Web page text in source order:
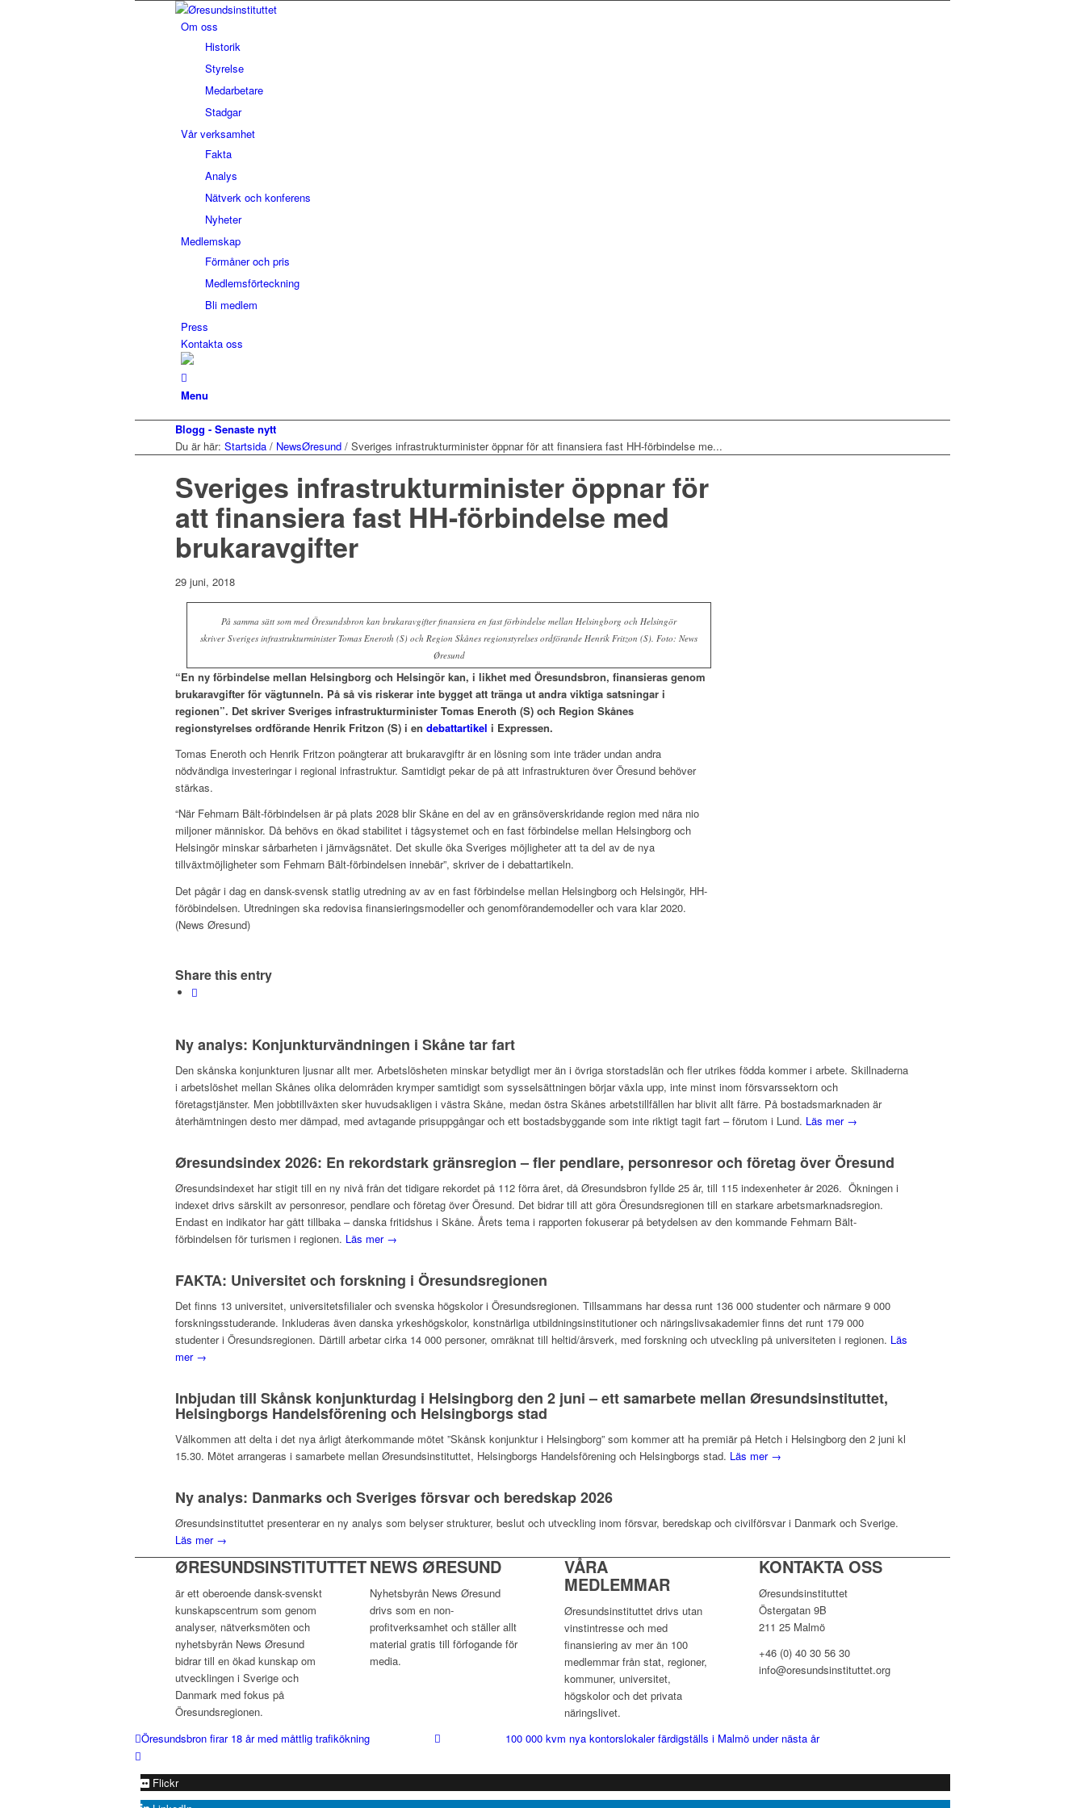
Om oss
Historik
Styrelse
Medarbetare
Stadgar
Vår verksamhet
Fakta
Analys
Nätverk och konferens
Nyheter
Medlemskap
Förmåner och pris
Medlemsförteckning
Bli medlem
Press
Kontakta oss
Menu
Blogg - Senaste nytt
Du är här: Startsida / NewsØresund / Sveriges infrastrukturminister öppnar för att finansiera fast HH-förbindelse me...
Sveriges infrastrukturminister öppnar för
att finansiera fast HH-förbindelse med
brukaravgifter
29 juni, 2018
På samma sätt som med Öresundsbron kan brukaravgifter finansiera en fast förbindelse mellan Helsingborg och Helsingör
skriver Sveriges infrastrukturminister Tomas Eneroth (S) och Region Skånes regionstyrelses ordförande Henrik Fritzon (S). Foto: News
Øresund
“En ny förbindelse mellan Helsingborg och Helsingör kan, i likhet med Öresundsbron, finansieras genom
brukaravgifter för vägtunneln. På så vis riskerar inte bygget att tränga ut andra viktiga satsningar i
regionen”. Det skriver Sveriges infrastrukturminister Tomas Eneroth (S) och Region Skånes
regionstyrelses ordförande Henrik Fritzon (S) i en debattartikel i Expressen.
Tomas Eneroth och Henrik Fritzon poängterar att brukaravgiftr är en lösning som inte träder undan andra
nödvändiga investeringar i regional infrastruktur. Samtidigt pekar de på att infrastrukturen över Öresund behöver
stärkas.
“När Fehmarn Bält-förbindelsen är på plats 2028 blir Skåne en del av en gränsöverskridande region med nära nio
miljoner människor. Då behövs en ökad stabilitet i tågsystemet och en fast förbindelse mellan Helsingborg och
Helsingör minskar sårbarheten i järnvägsnätet. Det skulle öka Sveriges möjligheter att ta del av de nya
tillväxtmöjligheter som Fehmarn Bält-förbindelsen innebär”, skriver de i debattartikeln.
Det pågår i dag en dansk-svensk statlig utredning av av en fast förbindelse mellan Helsingborg och Helsingör, HH-
föröbindelsen. Utredningen ska redovisa finansieringsmodeller och genomförandemodeller och vara klar 2020.
(News Øresund)
Share this entry
Ny analys: Konjunkturvändningen i Skåne tar fart
Den skånska konjunkturen ljusnar allt mer. Arbetslösheten minskar betydligt mer än i övriga storstadslän och fler utrikes födda kommer i arbete. Skillnaderna
i arbetslöshet mellan Skånes olika delområden krymper samtidigt som sysselsättningen börjar växla upp, inte minst inom försvarssektorn och
företagstjänster. Men jobbtillväxten sker huvudsakligen i västra Skåne, medan östra Skånes arbetstillfällen har blivit allt färre. På bostadsmarknaden är
återhämtningen desto mer dämpad, med avtagande prisuppgångar och ett bostadsbyggande som inte riktigt tagit fart – förutom i Lund. Läs mer →
Øresundsindex 2026: En rekordstark gränsregion – fler pendlare, personresor och företag över Öresund
Øresundsindexet har stigit till en ny nivå från det tidigare rekordet på 112 förra året, då Øresundsbron fyllde 25 år, till 115 indexenheter år 2026. Ökningen i
indexet drivs särskilt av personresor, pendlare och företag över Öresund. Det bidrar till att göra Öresundsregionen till en starkare arbetsmarknadsregion.
Endast en indikator har gått tillbaka – danska fritidshus i Skåne. Årets tema i rapporten fokuserar på betydelsen av den kommande Fehmarn Bält-
förbindelsen för turismen i regionen. Läs mer →
FAKTA: Universitet och forskning i Öresundsregionen
Det finns 13 universitet, universitetsfilialer och svenska högskolor i Öresundsregionen. Tillsammans har dessa runt 136 000 studenter och närmare 9 000
forskningsstuderande. Inkluderas även danska yrkeshögskolor, konstnärliga utbildningsinstitutioner och näringslivsakademier finns det runt 179 000
studenter i Öresundsregionen. Därtill arbetar cirka 14 000 personer, omräknat till heltid/årsverk, med forskning och utveckling på universiteten i regionen. Läs
mer →
Inbjudan till Skånsk konjunkturdag i Helsingborg den 2 juni – ett samarbete mellan Øresundsinstituttet,
Helsingborgs Handelsförening och Helsingborgs stad
Välkommen att delta i det nya årligt återkommande mötet ”Skånsk konjunktur i Helsingborg” som kommer att ha premiär på Hetch i Helsingborg den 2 juni kl
15.30. Mötet arrangeras i samarbete mellan Øresundsinstituttet, Helsingborgs Handelsförening och Helsingborgs stad. Läs mer →
Ny analys: Danmarks och Sveriges försvar och beredskap 2026
Øresundsinstituttet presenterar en ny analys som belyser strukturer, beslut och utveckling inom försvar, beredskap och civilförsvar i Danmark och Sverige.
Läs mer →
ØRESUNDSINSTITUTTET
är ett oberoende dansk-svenskt
kunskapscentrum som genom
analyser, nätverksmöten och
nyhetsbyrån News Øresund
bidrar till en ökad kunskap om
utvecklingen i Sverige och
Danmark med fokus på
Öresundsregionen.
NEWS ØRESUND
Nyhetsbyrån News Øresund
drivs som en non-
profitverksamhet och ställer allt
material gratis till förfogande för
media.
VÅRA
MEDLEMMAR
Øresundsinstituttet drivs utan
vinst­intresse och med
finansiering av mer än 100
medlemmar från stat, regioner,
kommuner, universitet,
högskolor och det privata
näringslivet.
KONTAKTA OSS
Øresundsinstituttet
Östergatan 9B
211 25 Malmö
+46 (0) 40 30 56 30
info@oresundsinstituttet.org
Öresundsbron firar 18 år med måttlig trafikökning 100 000 kvm nya kontorslokaler färdigställs i Malmö under nästa år
Flickr